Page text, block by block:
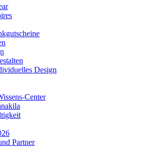
Design
Center
Partner